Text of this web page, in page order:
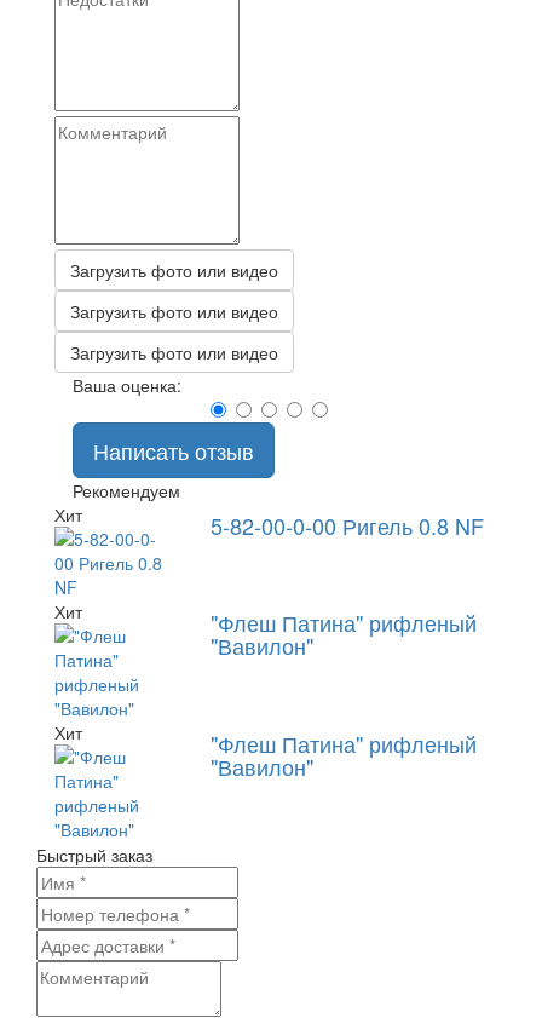
Загрузить фото или видео
Загрузить фото или видео
Загрузить фото или видео
Ваша оценка:
Написать отзыв
Рекомендуем
Хит
5-82-00-0-00 Ригель 0.8 NF
Хит "Флеш Патина" рифленый
"Вавилон"
Хит "Флеш Патина" рифленый
"Вавилон"
Быстрый заказ